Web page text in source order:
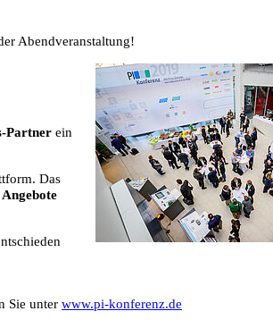
Abendveranstaltung!
Partner ein
Das
Sie unter www.pi-konferenz.de